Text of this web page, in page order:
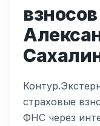
страховые
ФНС через